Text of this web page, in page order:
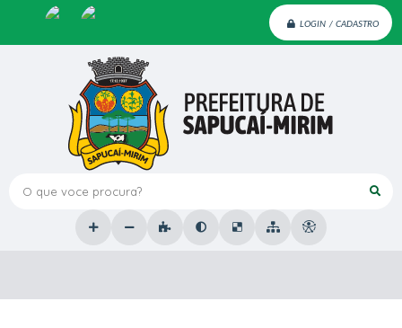
LOGIN / CADASTRO
O que voce procura?